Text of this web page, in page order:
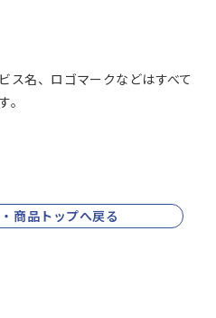
ス名、ロゴマークなどはすべて
商品トップへ戻る